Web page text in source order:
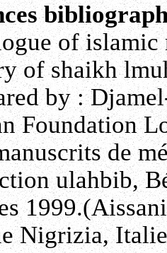
of
of shaikh
by :
Foundation
de
ulahbib,
Nigrizia,